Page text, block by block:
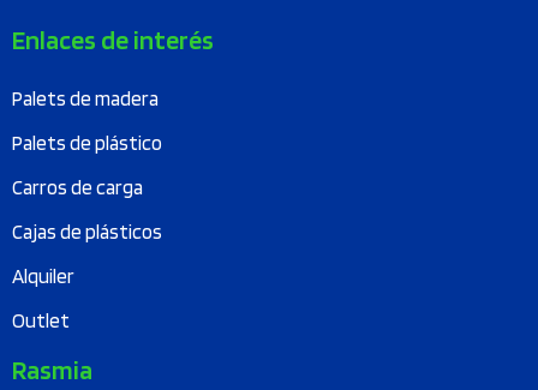
Enlaces de interés
Palets de madera
Palets de plástico
Carros de carga
Cajas de plásticos
Alquiler
Outlet
Rasmia